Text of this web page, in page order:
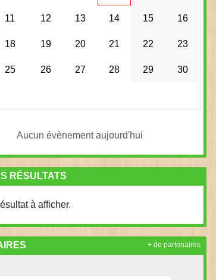
11 12 13 14 15 16
18 19 20 21 22 23
25 26 27 28 29 30
Aucun évènement aujourd'hui
RÉSULTATS
à afficher.
+ de partenaires